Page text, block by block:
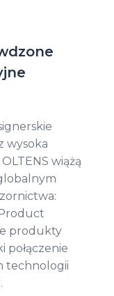
wysoka
wiążą
produkty
połączenie
technologii